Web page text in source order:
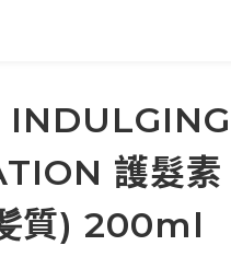
護髮素
質) 200ml